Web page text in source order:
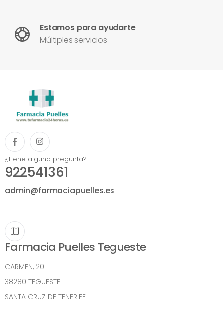
Estamos para ayudarte
Múltiples servicios
¿Tiene alguna pregunta?
922541361
admin@farmaciapuelles.es
Farmacia Puelles Tegueste
CARMEN, 20
38280 TEGUESTE
SANTA CRUZ DE TENERIFE